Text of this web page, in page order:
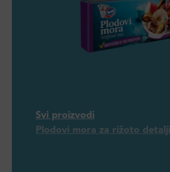
Svi proizvodi
Plodovi mora za rižoto detalji